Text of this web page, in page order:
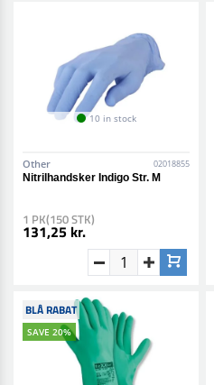
10 in stock
Other 02018855
Nitrilhandsker Indigo Str. M
1 PK(150 STK)
131,25 kr.
BLÅ RABAT
SAVE 20%